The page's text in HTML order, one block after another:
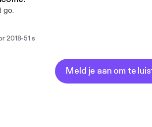
go.
2018-51 s
Meld je aan om te